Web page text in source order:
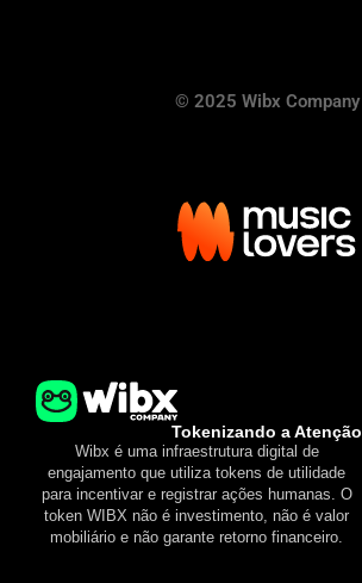
© 2025 Wibx Company
Tokenizando a Atenção
Wibx é uma infraestrutura digital de
engajamento que utiliza tokens de utilidade
para incentivar e registrar ações humanas. O
token WIBX não é investimento, não é valor
mobiliário e não garante retorno financeiro.